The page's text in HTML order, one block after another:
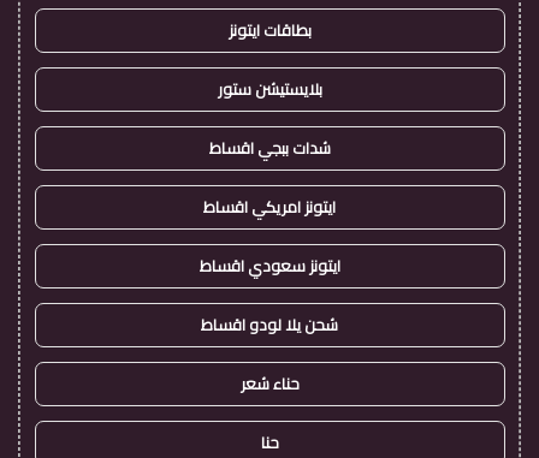
بطاقات ايتونز
بلايستيشن ستور
شدات ببجي اقساط
ايتونز امريكي اقساط
ايتونز سعودي اقساط
شحن يلا لودو اقساط
حناء شعر
حنا